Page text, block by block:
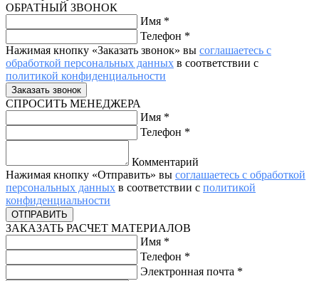
ОБРАТНЫЙ ЗВОНОК
Имя *
Телефон *
Нажимая кнопку «Заказать звонок» вы соглашаетесь с
обработкой персональных данных в соответствии с
политикой конфиденциальности
СПРОСИТЬ МЕНЕДЖЕРА
Имя *
Телефон *
Комментарий
Нажимая кнопку «Отправить» вы соглашаетесь с обработкой
персональных данных в соответствии с политикой
конфиденциальности
ЗАКАЗАТЬ РАСЧЕТ МАТЕРИАЛОВ
Имя *
Телефон *
Электронная почта *